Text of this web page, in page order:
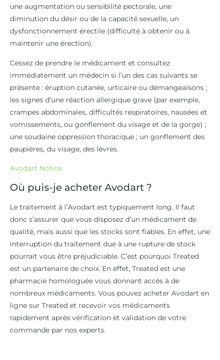
une augmentation ou sensibilité pectorale, une
diminution du désir ou de la capacité sexuelle, un
dysfonctionnement érectile (difficulté à obtenir ou à
maintenir une érection).
Cessez de prendre le médicament et consultez
immédiatement un médecin si l’un des cas suivants se
présente : éruption cutanée, urticaire ou démangeaisons ;
les signes d’une réaction allergique grave (par exemple,
crampes abdominales, difficultés respiratoires, nausées et
vomissements, ou gonflement du visage et de la gorge) ;
une soudaine oppression thoracique ; un gonflement des
paupières, du visage, des lèvres.
Avodart Notice
Où puis-je acheter Avodart ?
Le traitement à l’Avodart est typiquement long. Il faut
donc s’assurer que vous disposez d’un médicament de
qualité, mais aussi que les stocks sont fiables. En effet, une
interruption du traitement due à une rupture de stock
pourrait vous être préjudiciable. C’est pourquoi Treated
est un partenaire de choix. En effet, Treated est une
pharmacie homologuée vous donnant accès à de
nombreux médicaments. Vous pouvez acheter Avodart en
ligne sur Treated et recevoir vos médicaments
rapidement après vérification et validation de votre
commande par nos experts.